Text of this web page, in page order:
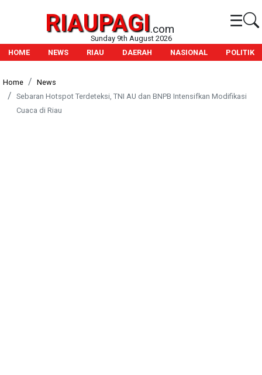
RIAUPAGI.com ☰
Sunday 9th August 2026
HOME
NEWS RIAU DAERAH NASIONAL POLITIK
Home
News
Sebaran Hotspot Terdeteksi, TNI AU dan BNPB Intensifkan Modifikasi
Cuaca di Riau